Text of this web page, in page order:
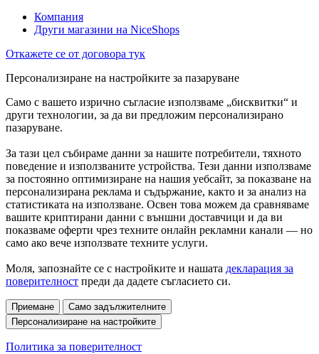
Компания
Други магазини на NiceShops
Откажете се от договора тук
Персонализиране на настройките за пазаруване
Само с вашето изрично съгласие използваме „бисквитки“ и
други технологии, за да ви предложим персонализирано
пазаруване.
За тази цел събираме данни за нашите потребители, тяхното
поведение и използваните устройства. Тези данни използваме
за постоянно оптимизиране на нашия уебсайт, за показване на
персонализирана реклама и съдържание, както и за анализ на
статистиката на използване. Освен това можем да сравняваме
вашите криптирани данни с външни доставчици и да ви
показваме оферти чрез техните онлайн рекламни канали — но
само ако вече използвате техните услуги.
Моля, запознайте се с настройките и нашата декларация за
поверителност преди да дадете съгласието си.
Приемане
Само задължителните
Персонализиране на настройките
Политика за поверителност